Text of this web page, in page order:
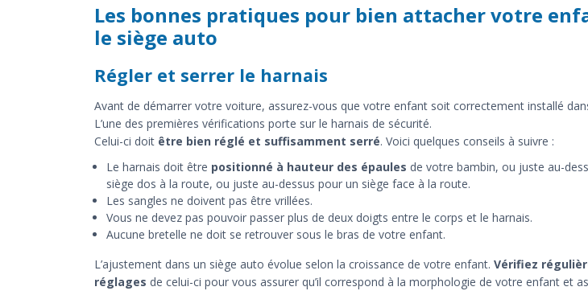
Les bonnes pratiques pour bien attacher votre
le siège auto
Régler et serrer le harnais
Avant de démarrer votre voiture, assurez-vous que votre enfant soit correctement installé
L’une des premières vérifications porte sur le harnais de sécurité.
Celui-ci doit être bien réglé et suffisamment serré. Voici quelques conseils à suivre :
Le harnais doit être positionné à hauteur des épaules de votre bambin, ou juste au-
siège dos à la route, ou juste au-dessus pour un siège face à la route.
Les sangles ne doivent pas être vrillées.
Vous ne devez pas pouvoir passer plus de deux doigts entre le corps et le harnais.
Aucune bretelle ne doit se retrouver sous le bras de votre enfant.
L’ajustement dans un siège auto évolue selon la croissance de votre enfant. Vérifiez
réglages de celui-ci pour vous assurer qu’il correspond à la morphologie de votre enfant et